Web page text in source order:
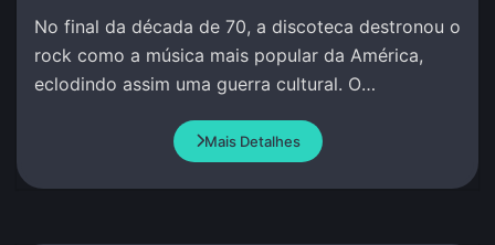
No final da década de 70, a discoteca destronou o
rock como a música mais popular da América,
eclodindo assim uma guerra cultural. O
Mais Detalhes